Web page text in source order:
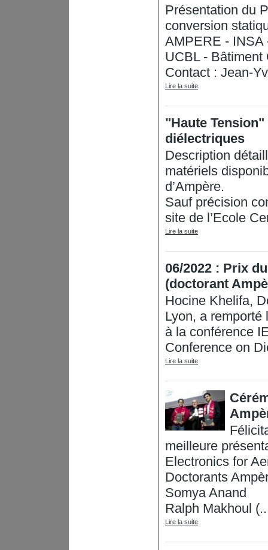
Présentation du
conversion
AMPERE - INSA
UCBL - Bâtiment
Contact : Jean-
Lire la suite
"Haute
diélectriques
Description
matériels
d’Ampère.
Sauf précision
site de l’Ecole
Lire la suite
06/2022 : Prix
(doctorant
Hocine Khelifa,
Lyon, a
à la conférence
Conference on
Lire la suite
meilleure
Electronics for
Doctorants
Somya Anand
Ralph Makhoul
Lire la suite